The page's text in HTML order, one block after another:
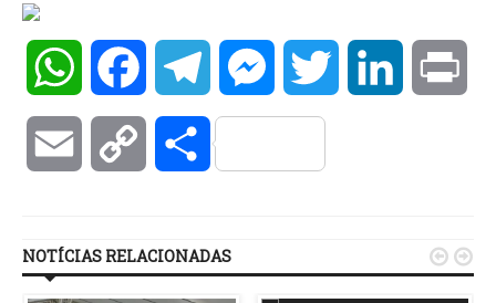
WhatsAppFacebookTelegramMessengerTwitter LinkedIn
Email Copy Compartilhar
NOTÍCIAS RELACIONADAS  